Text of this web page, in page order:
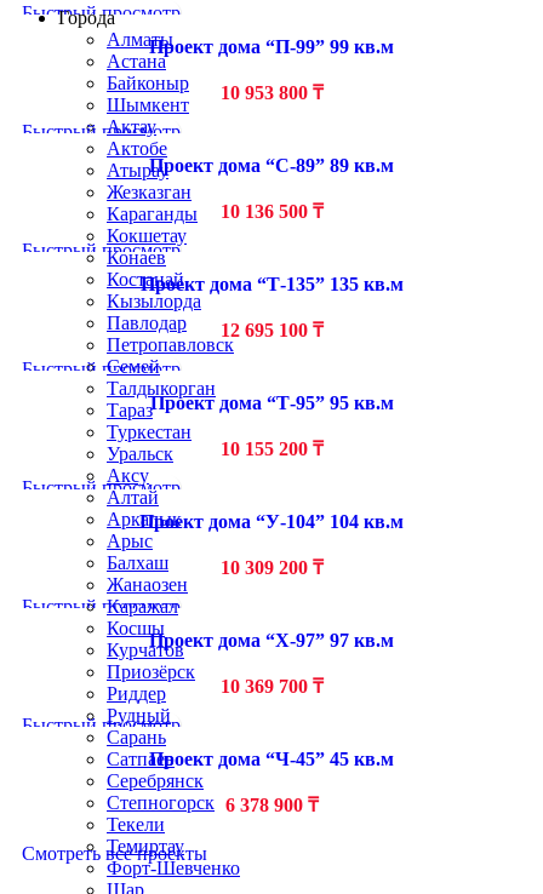
Города
Алматы
Астана
Байконыр
Шымкент
Актау
Актобе
Атырау
Жезказган
Караганды
Кокшетау
Конаев
Костанай
Кызылорда
Павлодар
Петропавловск
Семей
Талдыкорган
Тараз
Туркестан
Уральск
Аксу
Алтай
Аркалык
Арыс
Балхаш
Жанаозен
Каражал
Косшы
Курчатов
Приозёрск
Риддер
Рудный
Сарань
Сатпаев
Серебрянск
Степногорск
Текели
Темиртау
Форт-Шевченко
Шар
Быстрый просмотр
Проект дома “П-99” 99 кв.м
10 953 800 ₸
Быстрый просмотр
Проект дома “С-89” 89 кв.м
10 136 500 ₸
Быстрый просмотр
Проект дома “Т-135” 135 кв.м
12 695 100 ₸
Быстрый просмотр
Проект дома “Т-95” 95 кв.м
10 155 200 ₸
Быстрый просмотр
Проект дома “У-104” 104 кв.м
10 309 200 ₸
Быстрый просмотр
Проект дома “Х-97” 97 кв.м
10 369 700 ₸
Быстрый просмотр
Проект дома “Ч-45” 45 кв.м
6 378 900 ₸
Смотреть все проекты